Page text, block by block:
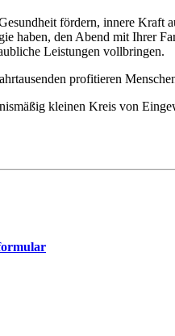
fördern, innere Kraft
haben, den Abend mit Ihrer
Leistungen vollbringen.
profitieren
kleinen Kreis von